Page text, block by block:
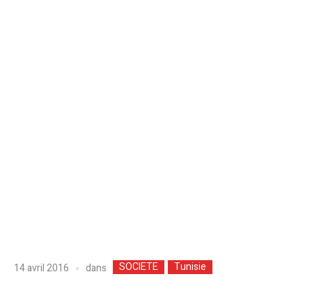
14 avril 2016 dans SOCIETE Tunisie